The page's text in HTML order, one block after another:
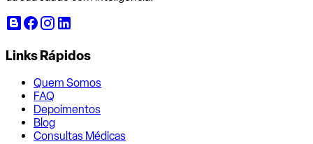
Links Rápidos
Quem Somos
FAQ
Depoimentos
Blog
Consultas Médicas